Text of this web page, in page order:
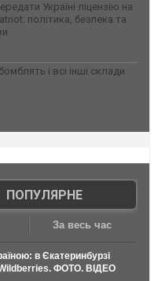
Україні ліцензію на
політика, безпека та
і всі інші склади
ПОПУЛЯРНЕ
За весь час
в Єкатеринбурзі
Wildberries. ФОТО. ВІДЕО